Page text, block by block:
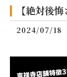
【絶対後
2024/07/18